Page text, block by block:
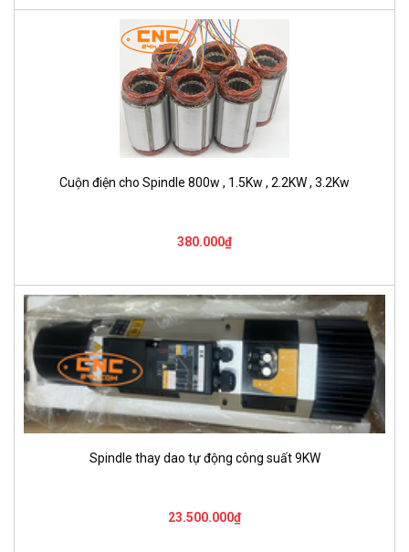
Cuộn điện cho Spindle 800w , 1.5Kw , 2.2KW , 3.2Kw
380.000₫
Spindle thay dao tự động công suất 9KW
23.500.000₫